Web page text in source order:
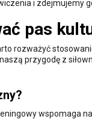
i zdejmujemy
pas
rozważyć
przygodę z
wspomaga